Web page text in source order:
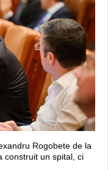
Rogobete de la
construit un spital, ci